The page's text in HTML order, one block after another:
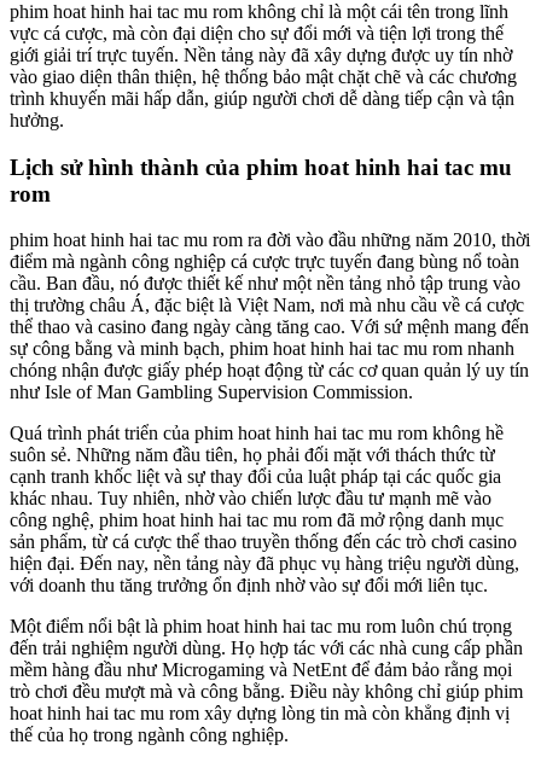
phim hoat hinh hai tac mu rom không chỉ là một cái tên trong lĩnh
vực cá cược, mà còn đại diện cho sự đổi mới và tiện lợi trong thế
giới giải trí trực tuyến. Nền tảng này đã xây dựng được uy tín nhờ
vào giao diện thân thiện, hệ thống bảo mật chặt chẽ và các chương
trình khuyến mãi hấp dẫn, giúp người chơi dễ dàng tiếp cận và tận
hưởng.
Lịch sử hình thành của phim hoat hinh hai tac mu
rom
phim hoat hinh hai tac mu rom ra đời vào đầu những năm 2010, thời
điểm mà ngành công nghiệp cá cược trực tuyến đang bùng nổ toàn
cầu. Ban đầu, nó được thiết kế như một nền tảng nhỏ tập trung vào
thị trường châu Á, đặc biệt là Việt Nam, nơi mà nhu cầu về cá cược
thể thao và casino đang ngày càng tăng cao. Với sứ mệnh mang đến
sự công bằng và minh bạch, phim hoat hinh hai tac mu rom nhanh
chóng nhận được giấy phép hoạt động từ các cơ quan quản lý uy tín
như Isle of Man Gambling Supervision Commission.
Quá trình phát triển của phim hoat hinh hai tac mu rom không hề
suôn sẻ. Những năm đầu tiên, họ phải đối mặt với thách thức từ
cạnh tranh khốc liệt và sự thay đổi của luật pháp tại các quốc gia
khác nhau. Tuy nhiên, nhờ vào chiến lược đầu tư mạnh mẽ vào
công nghệ, phim hoat hinh hai tac mu rom đã mở rộng danh mục
sản phẩm, từ cá cược thể thao truyền thống đến các trò chơi casino
hiện đại. Đến nay, nền tảng này đã phục vụ hàng triệu người dùng,
với doanh thu tăng trưởng ổn định nhờ vào sự đổi mới liên tục.
Một điểm nổi bật là phim hoat hinh hai tac mu rom luôn chú trọng
đến trải nghiệm người dùng. Họ hợp tác với các nhà cung cấp phần
mềm hàng đầu như Microgaming và NetEnt để đảm bảo rằng mọi
trò chơi đều mượt mà và công bằng. Điều này không chỉ giúp phim
hoat hinh hai tac mu rom xây dựng lòng tin mà còn khẳng định vị
thế của họ trong ngành công nghiệp.